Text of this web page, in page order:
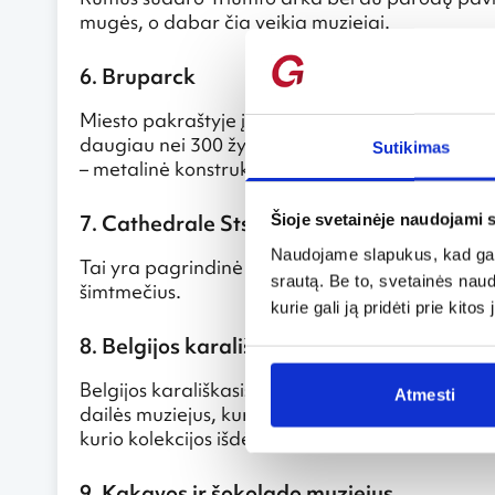
Sutikimas
Šioje svetainėje naudojami
Naudojame slapukus, kad
srautą. Be to, svetainės
kurie gali ją pridėti prie kitos
Atmesti
mugės, o dabar čia veikia muziejai.
6. Bruparck
Miesto pakraštyje įkurtame Brupark parke
daugiau nei 300 žymių Europos pastatų,
– metalinė konstrukcija, vaizduojanti 165 mlrd.
7. Cathedrale Sts-Michel et Gudule
Tai yra pagrindinė Belgijos šventovė.
šimtmečius.
8. Belgijos karališkasis dailės muziejus
Belgijos karališkasis dailės muziejų (Musees
dailės muziejus, kuriame eksponuojami
kurio kolekcijos išdėstytos per 8 aukštus.